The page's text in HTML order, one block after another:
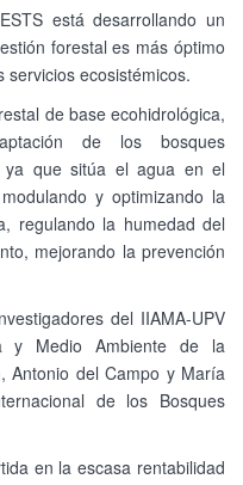
está desarrollando un
forestal es más óptimo
ecosistémicos.
de base ecohidrológica,
de los bosques
ya que sitúa el agua en el
y optimizando la
regulando la humedad del
mejorando la prevención
del IIAMA-UPV
y Medio Ambiente de la
Antonio del Campo y María
de los Bosques
en la escasa rentabilidad